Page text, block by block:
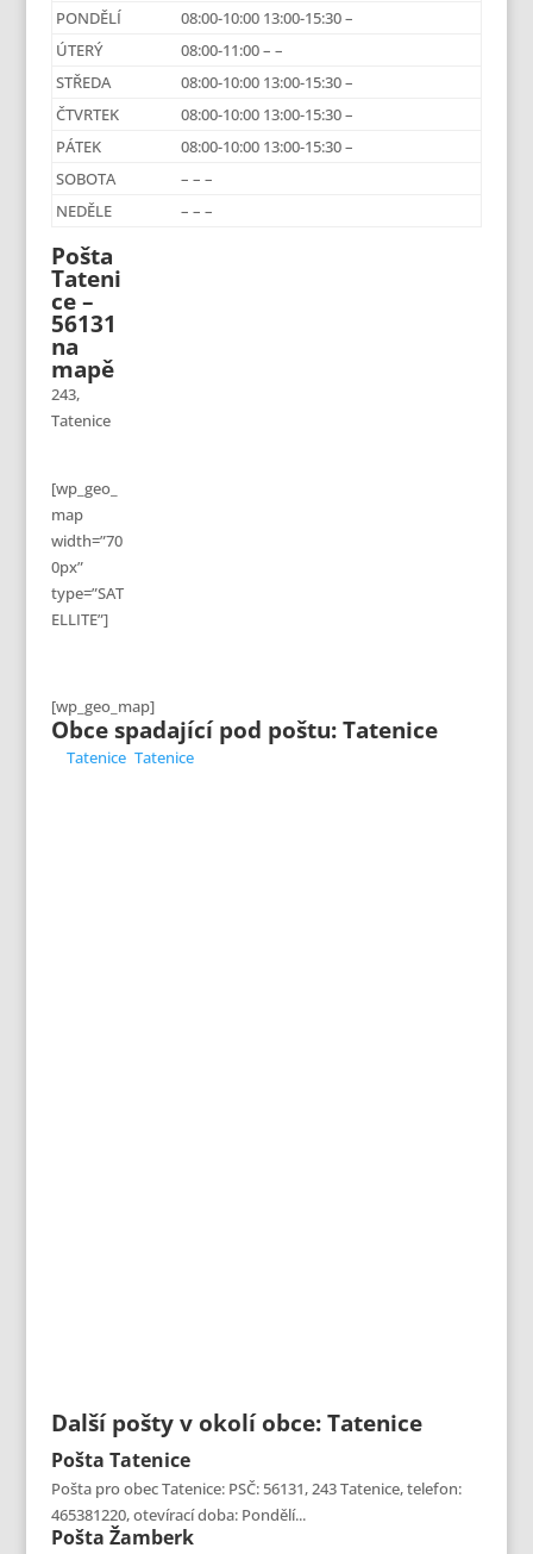
PONDĚLÍ
08:00-10:00 13:00-15:30 –
ÚTERÝ
08:00-11:00 – –
STŘEDA
08:00-10:00 13:00-15:30 –
ČTVRTEK
08:00-10:00 13:00-15:30 –
PÁTEK
08:00-10:00 13:00-15:30 –
SOBOTA
– – –
NEDĚLE
– – –
[wp_geo_map]
Pošta
Tateni
ce –
56131
na
mapě
243,
Tatenice
[wp_geo_
map
width=”70
0px”
type=”SAT
ELLITE”]
Obce spadající pod poštu: Tatenice
Tatenice Tatenice
Další pošty v okolí obce: Tatenice
Pošta Tatenice
Pošta pro obec Tatenice: PSČ: 56131, 243 Tatenice, telefon:
465381220, otevírací doba: Pondělí...
Pošta Žamberk